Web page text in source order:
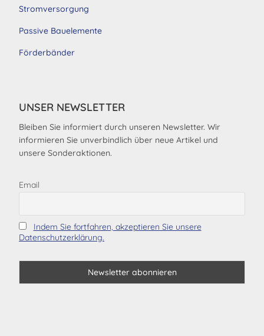
Stromversorgung
Passive Bauelemente
Förderbänder
UNSER NEWSLETTER
Bleiben Sie informiert durch unseren Newsletter. Wir
informieren Sie unverbindlich über neue Artikel und
unsere Sonderaktionen.
Email
Indem Sie fortfahren, akzeptieren Sie unsere
Datenschutzerklärung.